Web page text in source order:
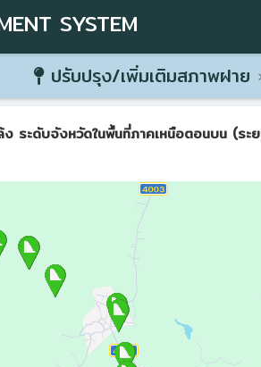
SYSTEM
ปรับปรุง/เพิ่มเติมสภาพฝาย
ระดับจังหวัดในพื้นที่ภาคเหนือตอนบน (ระ